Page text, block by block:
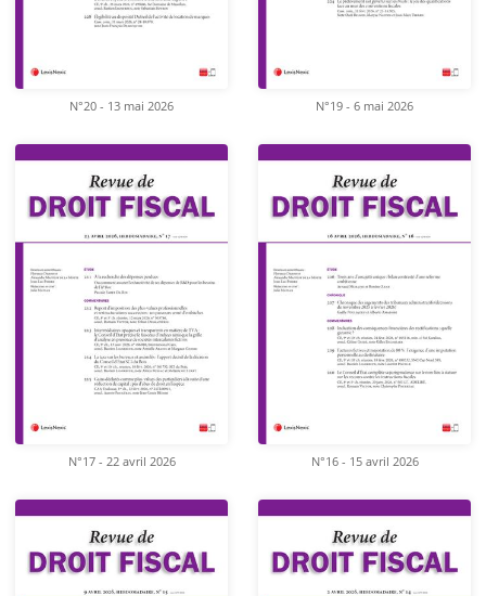
N°20 - 13 mai 2026 N°19 - 6 mai 2026
N°17 - 22 avril 2026 N°16 - 15 avril 2026